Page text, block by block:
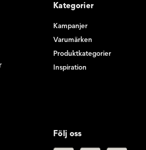
Kategorier
Kampanjer
Varumärken
Produktkategorier
Inspiration
Följ oss